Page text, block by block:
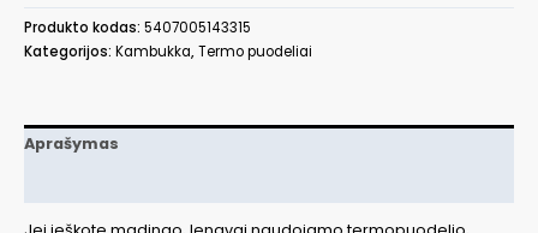
KAM11-
01047
Produkto kodas: 5407005143315
Kategorijos: Kambukka,Termo puodeliai
Aprašymas